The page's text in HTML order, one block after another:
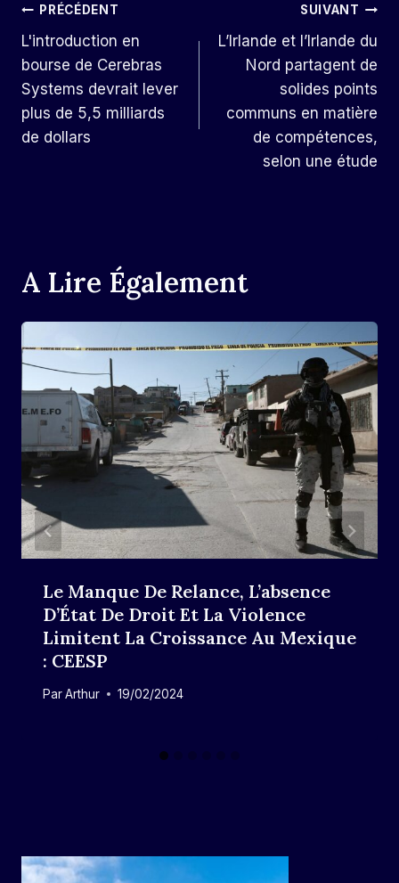
Navigation
De
L’article
PRÉCÉDENT
L'introduction en
bourse de Cerebras
Systems devrait lever
plus de 5,5 milliards
de dollars
SUIVANT
L’Irlande et l’Irlande du
Nord partagent de
solides points
communs en matière
de compétences,
selon une étude
A Lire Également
Le Manque De Relance, L’absence
D’État De Droit Et La Violence
Limitent La Croissance Au Mexique
: CEESP
ParArthur 19/02/2024